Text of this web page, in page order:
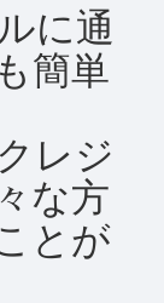
に通
簡単
レジ
な方
とが